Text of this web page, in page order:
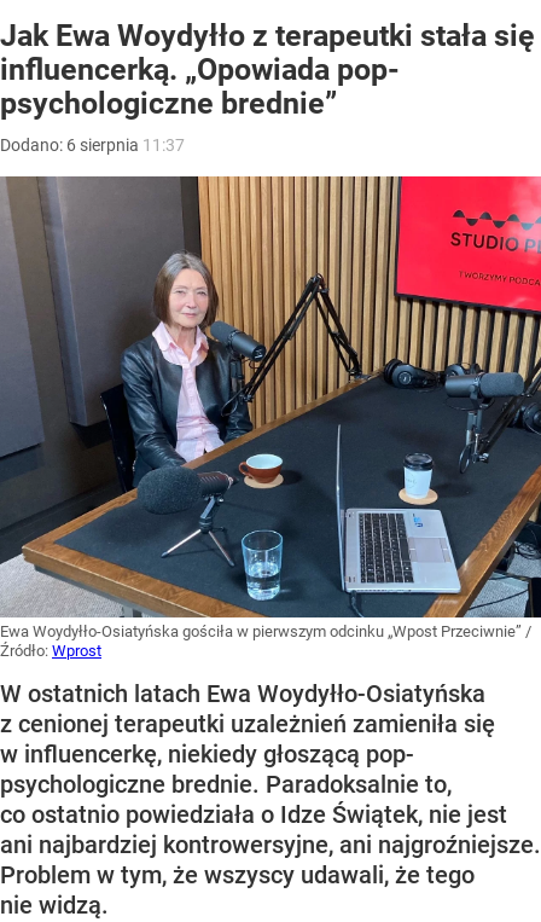
Jak Ewa Woydyłło z terapeutki stała się
influencerką. „Opowiada pop-
psychologiczne brednie”
Dodano: 6 sierpnia 11:37
Ewa Woydyłło-Osiatyńska gościła w pierwszym odcinku „Wpost Przeciwnie” /
Źródło: Wprost
W ostatnich latach Ewa Woydyłło-Osiatyńska
z cenionej terapeutki uzależnień zamieniła się
w influencerkę, niekiedy głoszącą pop-
psychologiczne brednie. Paradoksalnie to,
co ostatnio powiedziała o Idze Świątek, nie jest
ani najbardziej kontrowersyjne, ani najgroźniejsze.
Problem w tym, że wszyscy udawali, że tego
nie widzą.